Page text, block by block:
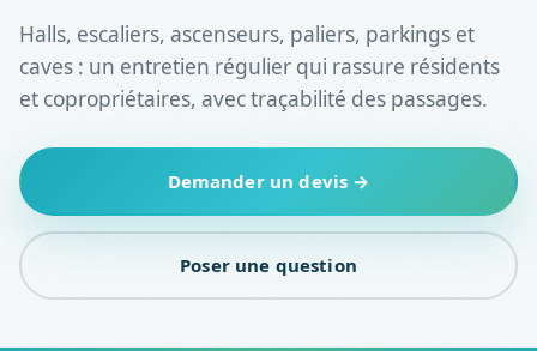
Halls, escaliers, ascenseurs, paliers, parkings et
caves : un entretien régulier qui rassure résidents
et copropriétaires, avec traçabilité des passages.
Demander un devis →
Poser une question